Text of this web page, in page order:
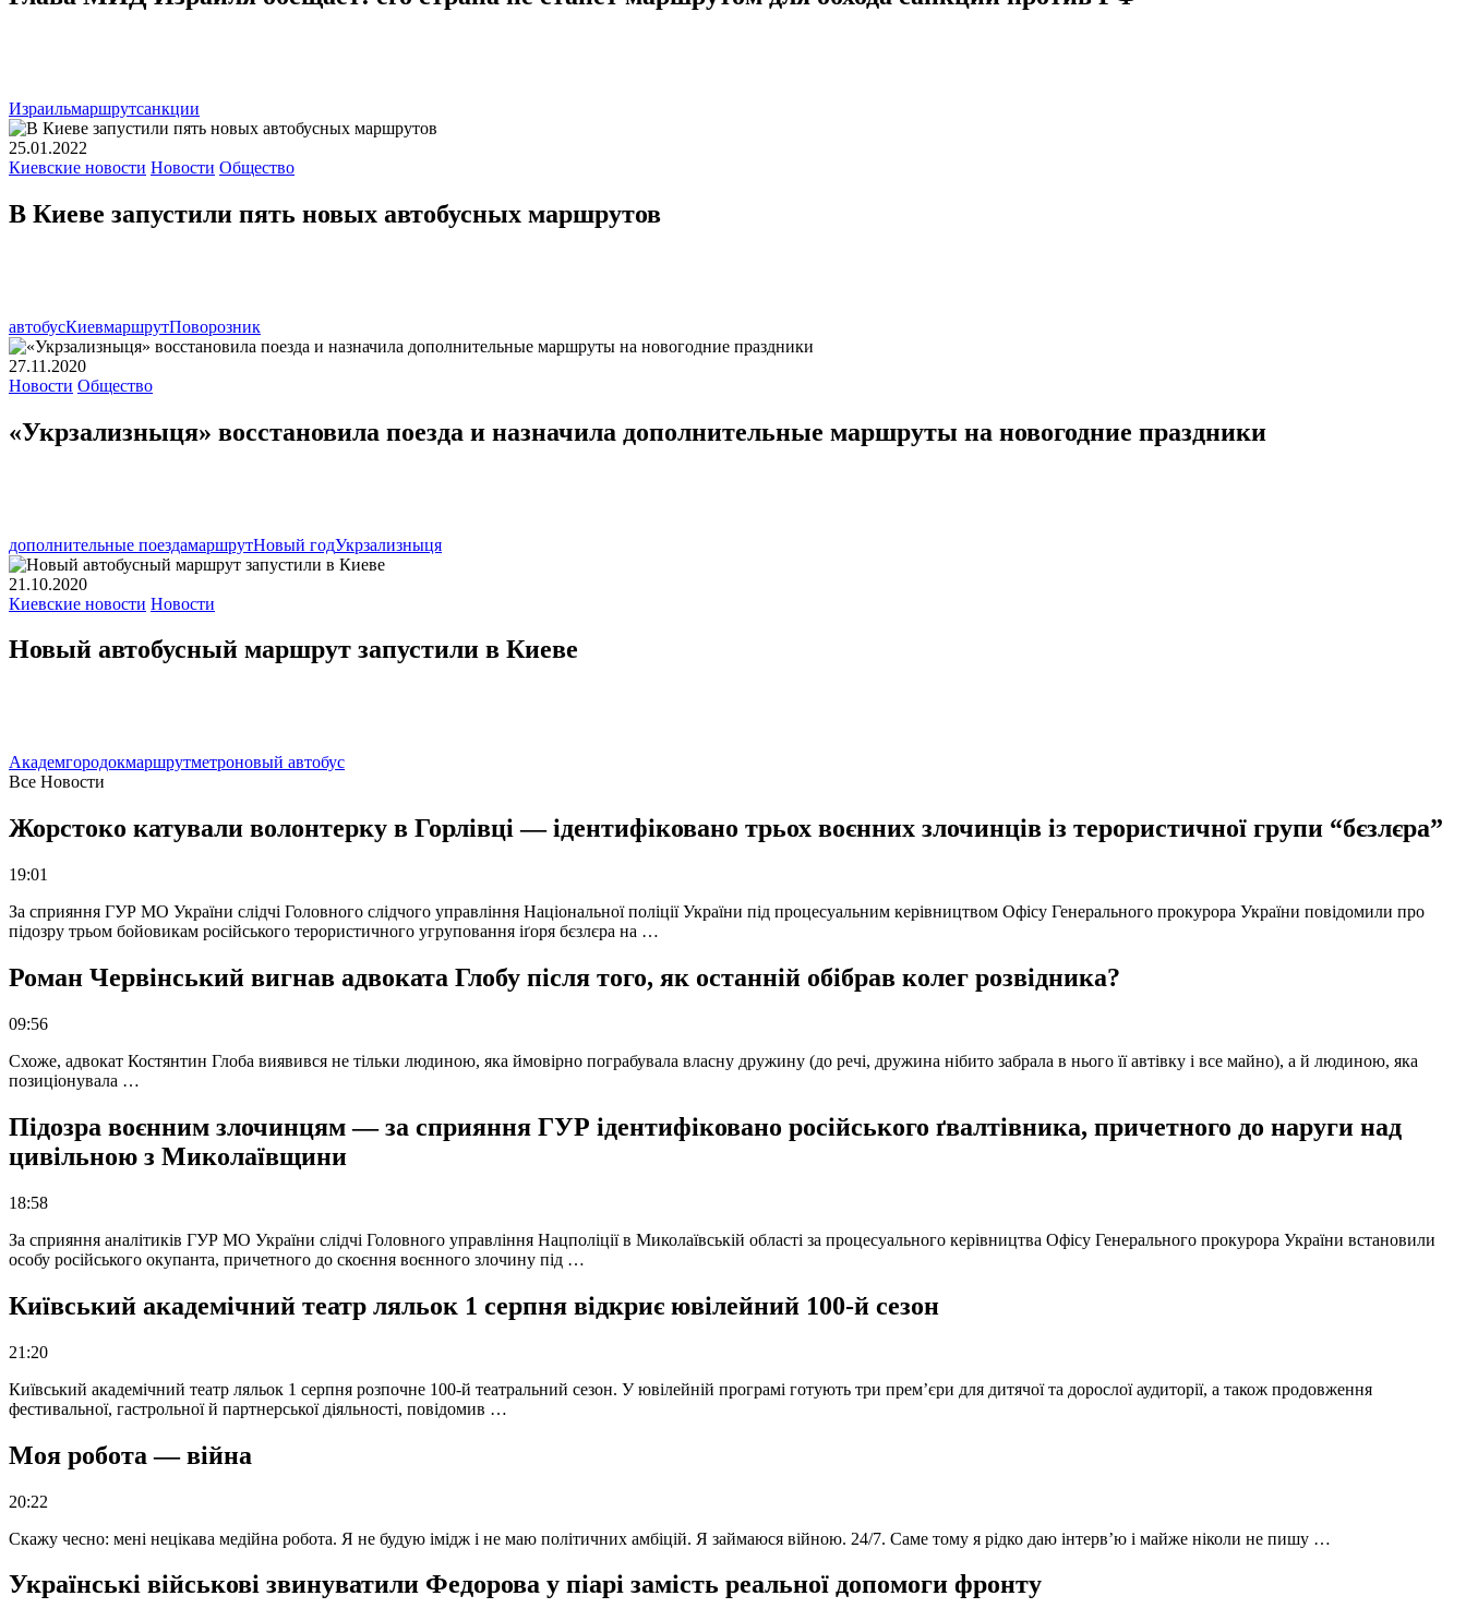
Израильмаршрутсанкции
25.01.2022
Киевские новости Новости Общество
В Киеве запустили пять новых автобусных маршрутов
автобусКиевмаршрутПоворозник
27.11.2020
Новости Общество
«Укрзализныця» восстановила поезда и назначила дополнительные маршруты на новогодние праздники
дополнительные поездамаршрутНовый годУкрзализныця
21.10.2020
Киевские новости Новости
Новый автобусный маршрут запустили в Киеве
Академгородокмаршрутметроновый автобус
Все Новости
Жорстоко катували волонтерку в Горлівці — ідентифіковано трьох воєнних злочинців із терористичної групи “бєзлєра”
19:01
За сприяння ГУР МО України слідчі Головного слідчого управління Національної поліції України під процесуальним керівництвом Офісу Генерального прокурора України повідомили про
підозру трьом бойовикам російського терористичного угруповання іґоря бєзлєра на …
Роман Червінський вигнав адвоката Глобу після того, як останній обібрав колег розвідника?
09:56
Схоже, адвокат Костянтин Глоба виявився не тільки людиною, яка ймовірно пограбувала власну дружину (до речі, дружина нібито забрала в нього її автівку і все майно), а й людиною, яка
позиціонувала …
Підозра воєнним злочинцям — за сприяння ГУР ідентифіковано російського ґвалтівника, причетного до наруги над
цивільною з Миколаївщини
18:58
За сприяння аналітиків ГУР МО України слідчі Головного управління Нацполіції в Миколаївській області за процесуального керівництва Офісу Генерального прокурора України встановили
особу російського окупанта, причетного до скоєння воєнного злочину під …
Київський академічний театр ляльок 1 серпня відкриє ювілейний 100-й сезон
21:20
Київський академічний театр ляльок 1 серпня розпочне 100-й театральний сезон. У ювілейній програмі готують три прем’єри для дитячої та дорослої аудиторії, а також продовження
фестивальної, гастрольної й партнерської діяльності, повідомив …
Моя робота — війна
20:22
Скажу чесно: мені нецікава медійна робота. Я не будую імідж і не маю політичних амбіцій. Я займаюся війною. 24/7. Саме тому я рідко даю інтерв’ю і майже ніколи не пишу …
Українські військові звинуватили Федорова у піарі замість реальної допомоги фронту